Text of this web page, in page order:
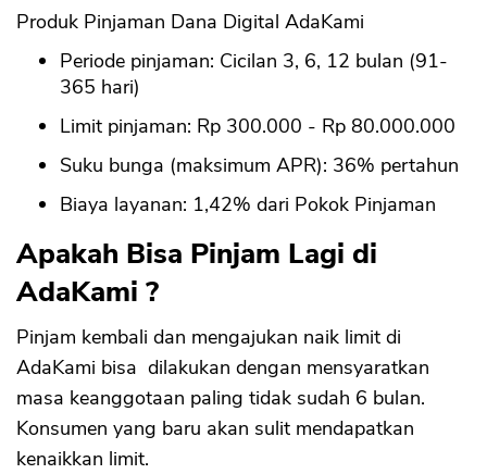
Produk Pinjaman Dana Digital AdaKami
Periode pinjaman: Cicilan 3, 6, 12 bulan (91-
365 hari)
Limit pinjaman: Rp 300.000 - Rp 80.000.000
Suku bunga (maksimum APR): 36% pertahun
Biaya layanan: 1,42% dari Pokok Pinjaman
Apakah Bisa Pinjam Lagi di
AdaKami ?
Pinjam kembali dan mengajukan naik limit di
AdaKami bisa dilakukan dengan mensyaratkan
masa keanggotaan paling tidak sudah 6 bulan.
Konsumen yang baru akan sulit mendapatkan
kenaikkan limit.